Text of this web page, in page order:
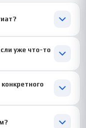
уже что-то